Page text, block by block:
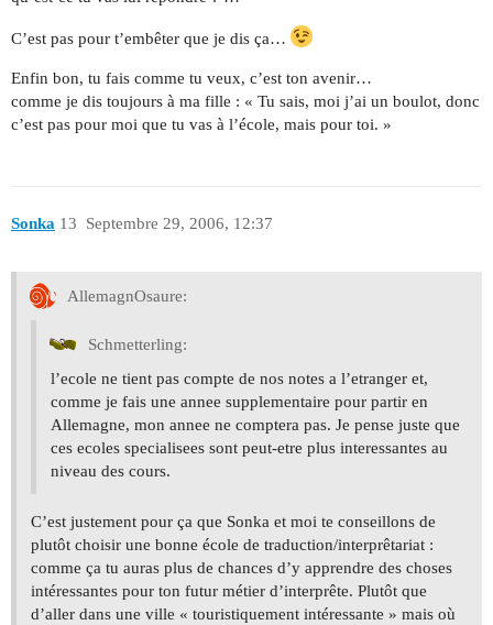
C’est pas pour t’embêter que je dis ça…
Enfin bon, tu fais comme tu veux, c’est ton avenir…
comme je dis toujours à ma fille : « Tu sais, moi j’ai un boulot, donc
c’est pas pour moi que tu vas à l’école, mais pour toi. »
Sonka Septembre 29, 2006, 12:37
13
AllemagnOsaure:
Schmetterling:
l’ecole ne tient pas compte de nos notes a l’etranger et,
comme je fais une annee supplementaire pour partir en
Allemagne, mon annee ne comptera pas. Je pense juste que
ces ecoles specialisees sont peut-etre plus interessantes au
niveau des cours.
C’est justement pour ça que Sonka et moi te conseillons de
plutôt choisir une bonne école de traduction/interprêtariat :
comme ça tu auras plus de chances d’y apprendre des choses
intéressantes pour ton futur métier d’interprête. Plutôt que
d’aller dans une ville « touristiquement intéressante » mais où